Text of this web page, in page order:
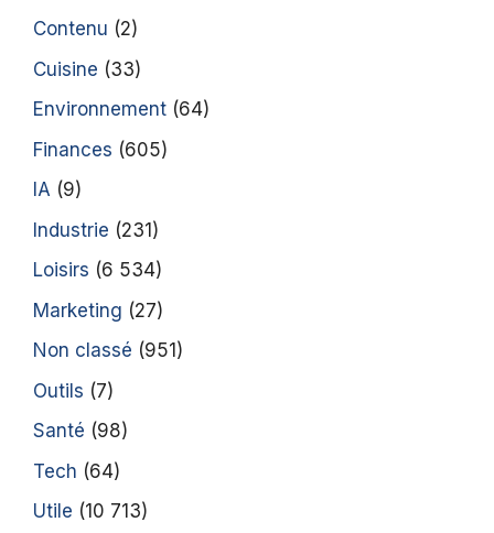
Contenu (2)
Cuisine (33)
Environnement (64)
Finances (605)
IA (9)
Industrie (231)
Loisirs (6 534)
Marketing (27)
Non classé (951)
Outils (7)
Santé (98)
Tech (64)
Utile (10 713)